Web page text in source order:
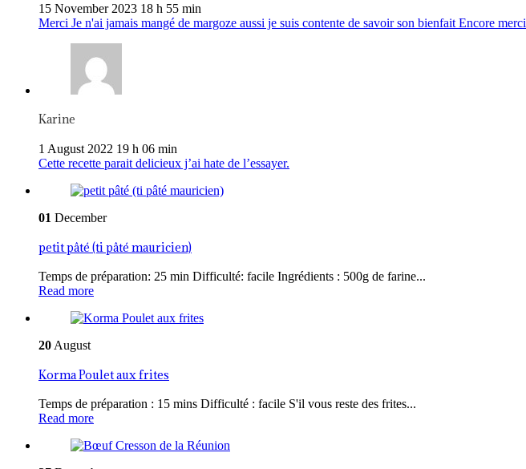
15 November 2023 18 h 55 min
Merci Je n'ai jamais mangé de margoze aussi je suis contente de savoir son bienfait Encore merci
Karine
1 August 2022 19 h 06 min
Cette recette parait delicieux j’ai hate de l’essayer.
01 December
petit pâté (ti pâté mauricien)
Temps de préparation: 25 min Difficulté: facile Ingrédients : 500g de farine...
Read more
20 August
Korma Poulet aux frites
Temps de préparation : 15 mins Difficulté : facile S'il vous reste des frites...
Read more